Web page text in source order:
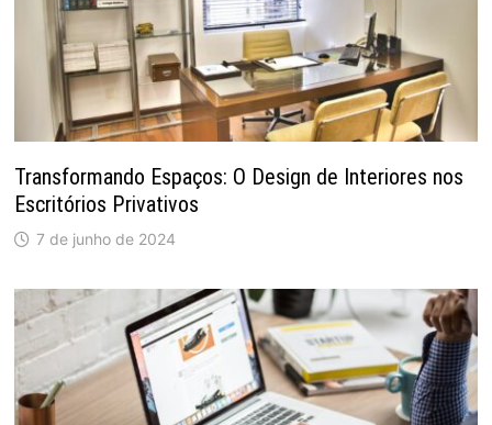
Transformando Espaços: O Design de Interiores nos
Escritórios Privativos
7 de junho de 2024